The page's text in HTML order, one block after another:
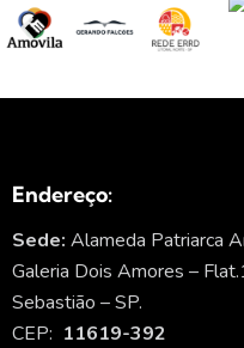
Endereço:
Sede: Alameda Patriarca
Galeria Dois Amores –
Sebastião – SP.
CEP: 11619-392